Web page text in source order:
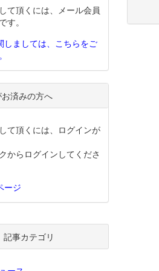
て頂くには、メール会員
す。
しましては、こちらをご
済みの方へ
て頂くには、ログインが
からログインしてくださ
ージ
記事カテゴリ